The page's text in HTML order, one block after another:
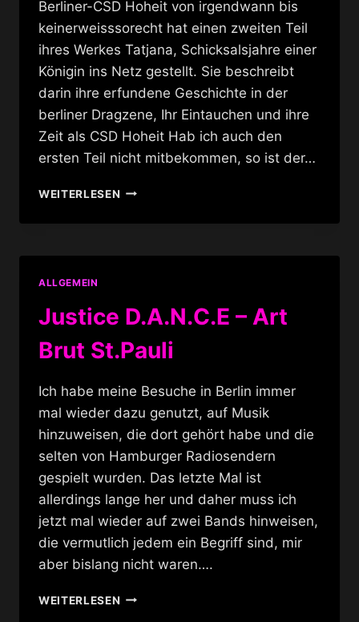
Berliner-CSD Hoheit von irgendwann bis
keinerweisssorecht hat einen zweiten Teil
ihres Werkes Tatjana, Schicksalsjahre einer
Königin ins Netz gestellt. Sie beschreibt
darin ihre erfundene Geschichte in der
berliner Dragzene, Ihr Eintauchen und ihre
Zeit als CSD Hoheit Hab ich auch den
ersten Teil nicht mitbekommen, so ist der…
WEITERLESENTATJANA,
EINER
ALLGEMEIN
Justice D.A.N.C.E – Art
Brut St.Pauli
Ich habe meine Besuche in Berlin immer
mal wieder dazu genutzt, auf Musik
hinzuweisen, die dort gehört habe und die
selten von Hamburger Radiosendern
gespielt wurden. Das letzte Mal ist
allerdings lange her und daher muss ich
jetzt mal wieder auf zwei Bands hinweisen,
die vermutlich jedem ein Begriff sind, mir
aber bislang nicht waren….
WEITERLESENJUSTICE